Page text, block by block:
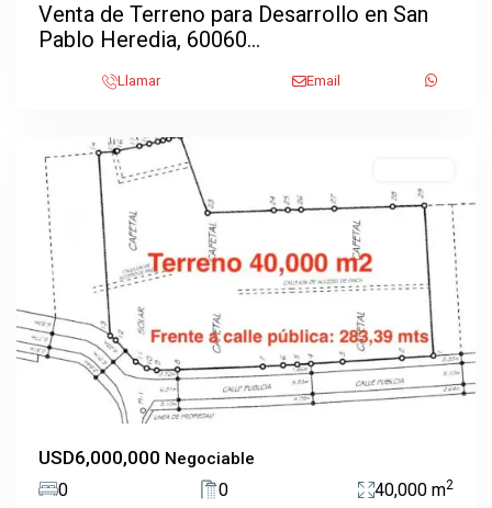
Venta de Terreno para Desarrollo en San
Pablo Heredia, 60060...
Llamar Email
Santo
Previous Next
USD6,000,000 Negociable
0 0 40,000 m2